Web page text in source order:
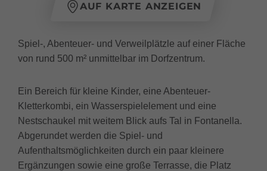
AUF KARTE ANZEIGEN
Spiel-, Abenteuer- und Verweilplätzle auf einer Fläche
von rund 500 m² unmittelbar im Dorfzentrum.
Ein Bereich für kleine Kinder, eine Abenteuer-
Kletterkombi, ein Wasserspielelement und eine
Nestschaukel mit weitem Blick aufs Tal in Fontanella.
Abgerundet werden die Spiel- und
Aufenthaltsmöglichkeiten durch ein paar kleinere
Ergänzungen sowie eine große Terrasse, die Platz